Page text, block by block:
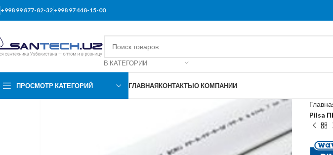
+998 99 877-82-32+998 97 448-15-00
В КАТЕГОРИИ
ПРОСМОТР КАТЕГОРИЙ ГЛАВНАЯКОНТАКТЫО КОМПАНИИ
Pilsa